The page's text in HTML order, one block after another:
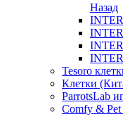
Назад
Tesoro
Клетки
ParrotsLab
Comfy & Pet